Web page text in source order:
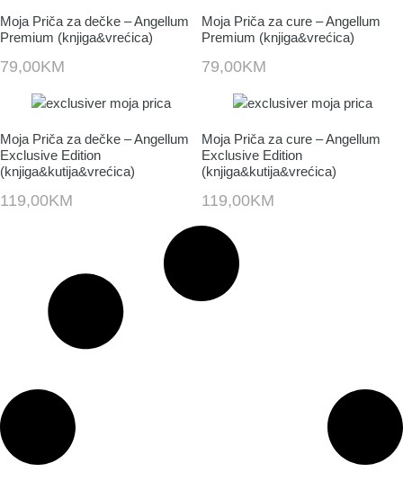
Moja Priča za dečke – Angellum
Premium (knjiga&vrećica)
79,00KM
Moja Priča za cure – Angellum
Premium (knjiga&vrećica)
79,00KM
Moja Priča za dečke – Angellum
Exclusive Edition
(knjiga&kutija&vrećica)
119,00KM
Moja Priča za cure – Angellum
Exclusive Edition
(knjiga&kutija&vrećica)
119,00KM